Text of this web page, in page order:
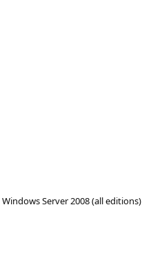
Server 2008 (all editions)